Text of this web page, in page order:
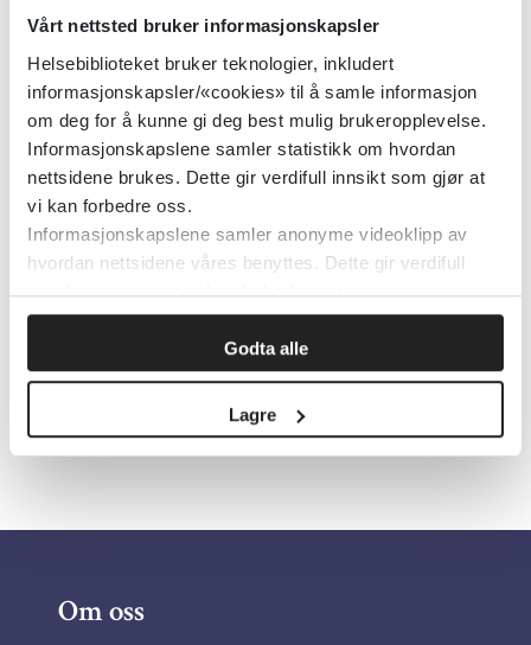
Vårt nettsted bruker informasjonskapsler
Helsebiblioteket bruker teknologier, inkludert
informasjonskapsler/«cookies» til å samle informasjon
om deg for å kunne gi deg best mulig brukeropplevelse.
Informasjonskapslene samler statistikk om hvordan
nettsidene brukes. Dette gir verdifull innsikt som gjør at
vi kan forbedre oss.
Informasjonskapslene samler anonyme videoklipp av
hvordan nettsidene våres benyttes. Dette gir verdifull
innsikt som gjør at vi kan forbedre oss.
Godta alle
Lagre
Helsedirektoratet 2024
Detaljer
Psykososiale forhold i
rusbehandling (Helsedirektoratet)
Helsedirektoratet 2017
Om oss